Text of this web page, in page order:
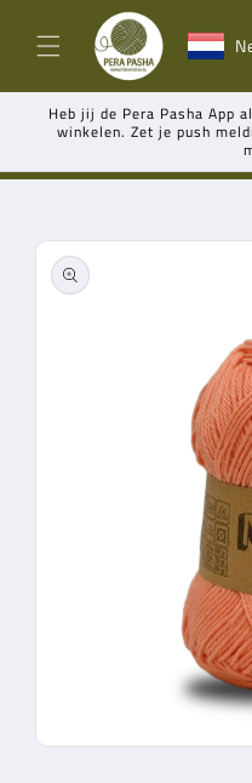
naar de
content
Heb jij de Pera Pasha App
winkelen. Zet je push
direct naar